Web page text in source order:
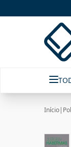
Início|